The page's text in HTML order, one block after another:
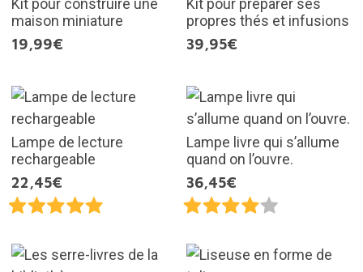
Kit pour construire une
maison miniature
19,99€
Kit pour préparer ses
propres thés et infusions
39,95€
Lampe de lecture
rechargeable
22,45€
Lampe livre qui s’allume
quand on l’ouvre.
36,45€